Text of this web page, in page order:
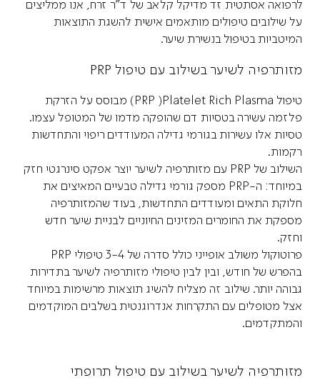
לרפואה אסתטית זד מדיקל קלאב של ד"ר זרח, אנו ממליצים
על שילובים טיפולים מותאמים אישית להשגת התוצאות
המיטביות בטיפול בנשירת שיער.
מזותרפיה לשיער בשילוב עם טיפול PRP
טיפול PRP )Platelet Rich Plasma) מבוסס על הזרקת
פלזמה עשירה בטסיות דם שהופקה מדמו של המטופל עצמו.
טסיות אלו עשירות בגורמי גדילה המעודדים ריפוי והתחדשות
רקמות.
השילוב של PRP עם מזותרפיה לשיער יוצר אפקט סינרגטי חזק
במיוחד: ה-PRP מספק גורמי גדילה טבעיים המאיצים את
חלוקת התאים ומעודדים התחדשות, בעוד שהמזותרפיה
מספקת את החומרים המזינים החיוניים לבניית שיער חדש
וחזק.
פרוטוקול משולב אופייני כולל סדרה של 3-4 טיפולי PRP
בהפרש של חודש, ובין לבין טיפולי מזותרפיה לשיער בתדירות
גבוהה יותר. שילוב זה מצליח להשיג תוצאות מרשימות במיוחד
אצל מטופלים עם התקרחות אנדרוגנטית בשלבים המוקדמים
והמתקדמים.
מזותרפיה לשיער בשילוב עם טיפול תרופתי